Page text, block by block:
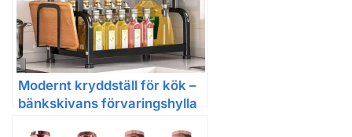
Modernt kryddställ för kök –
bänkskivans förvaringshylla